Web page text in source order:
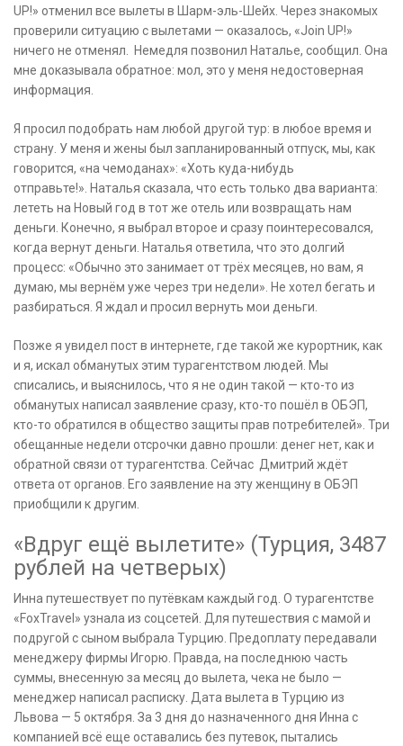
UP!» отменил все вылеты в Шарм-эль-Шейх. Через знакомых
проверили ситуацию с вылетами — оказалось, «Join UP!»
ничего не отменял. Немедля позвонил Наталье, сообщил. Она
мне доказывала обратное: мол, это у меня недостоверная
информация.
Я просил подобрать нам любой другой тур: в любое время и
страну. У меня и жены был запланированный отпуск, мы, как
говорится, «на чемоданах»: «Хоть куда-нибудь
отправьте!». Наталья сказала, что есть только два варианта:
лететь на Новый год в тот же отель или возвращать нам
деньги. Конечно, я выбрал второе и сразу поинтересовался,
когда вернут деньги. Наталья ответила, что это долгий
процесс: «Обычно это занимает от трёх месяцев, но вам, я
думаю, мы вернём уже через три недели». Не хотел бегать и
разбираться. Я ждал и просил вернуть мои деньги.
Позже я увидел пост в интернете, где такой же курортник, как
и я, искал обманутых этим турагентством людей. Мы
списались, и выяснилось, что я не один такой — кто-то из
обманутых написал заявление сразу, кто-то пошёл в ОБЭП,
кто-то обратился в общество защиты прав потребителей». Три
обещанные недели отсрочки давно прошли: денег нет, как и
обратной связи от турагентства. Сейчас Дмитрий ждёт
ответа от органов. Его заявление на эту женщину в ОБЭП
приобщили к другим.
«Вдруг ещё вылетите» (Турция, 3487
рублей на четверых)
Инна путешествует по путёвкам каждый год. О турагентстве
«FoxTravel» узнала из соцсетей. Для путешествия с мамой и
подругой с сыном выбрала Турцию. Предоплату передавали
менеджеру фирмы Игорю. Правда, на последнюю часть
суммы, внесенную за месяц до вылета, чека не было —
менеджер написал расписку. Дата вылета в Турцию из
Львова — 5 октября. За 3 дня до назначенного дня Инна с
компанией всё еще оставались без путевок, пытались